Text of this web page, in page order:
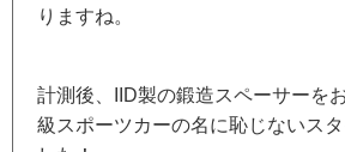
りますね。
計測後、IID製の鍛造スペーサーを
級スポーツカーの名に恥じないス